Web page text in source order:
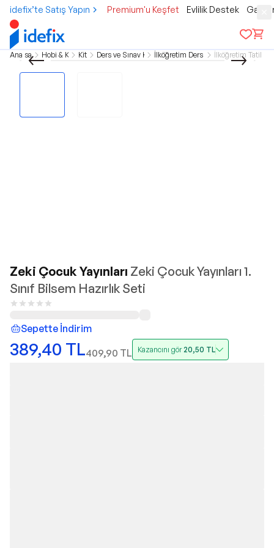
idefix’te Satış Yapın Premium'u Keşfet Evlilik Destek
Ana sayfa Hobi & KültürKitap Ders ve Sınav Kitaplarıİlköğretim Ders Kitaplarıİlköğretim Tatil
Zeki Çocuk Yayınları Zeki Çocuk Yayınları 1.
Sınıf Bilsem Hazırlık Seti
Sepette İndirim
389,40 TL409,90 TL Kazancını gör20,50 TL